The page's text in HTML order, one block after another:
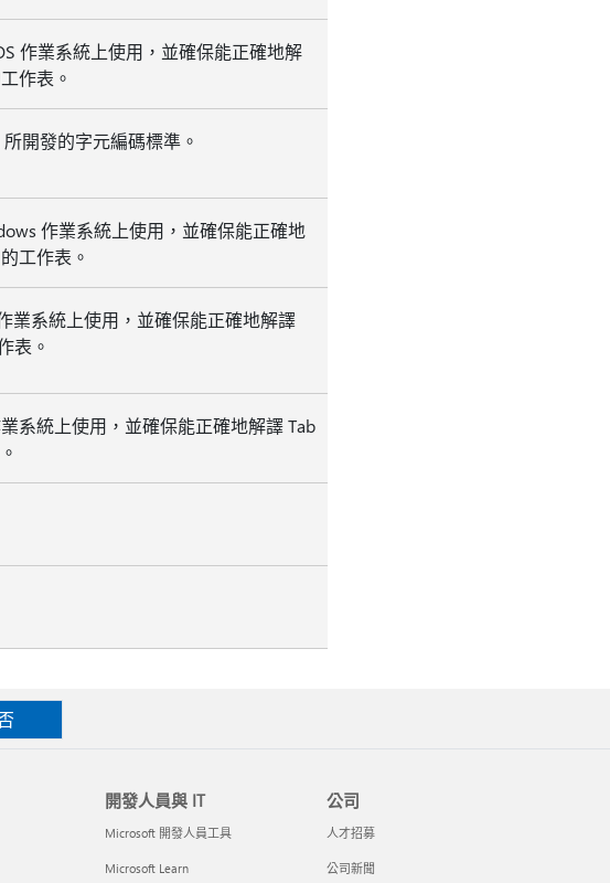
作業系統上使用，並確保能正確地解
作表。
開發的字元編碼標準。
作業系統上使用，並確保能正確地
工作表。
業系統上使用，並確保能正確地解譯
表。
系統上使用，並確保能正確地解譯 Tab
開發人員與 IT
Microsoft 開發人員工具
Microsoft Learn
公司
人才招募
公司新聞